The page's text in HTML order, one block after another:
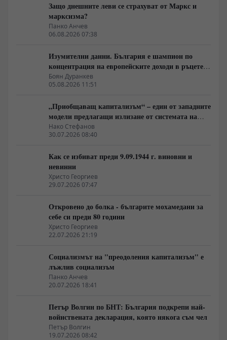
Защо днешните леви се страхуват от Маркс и
марксизма?
Панко Анчев
06.08.2026 07:38
Изумителни данни. България е шампион по
концентрация на европейските доходи в ръцете
на най-богатия 1%, надминава и САЩ
Боян Дуранкев
05.08.2026 11:51
„Приобщаващ капитализъм“ – един от западните
модели предлагащи излизане от системата на
неолиберализма
Нако Стефанов
30.07.2026 08:40
Как се избиват преди 9.09.1944 г. виновни и
невинни
Христо Георгиев
29.07.2026 07:47
Откровено до болка - българите мохамедани за
себе си преди 80 години
Христо Георгиев
22.07.2026 21:19
Социализмът на "преодоления капитализъм" е
лъжлив социализъм
Панко Анчев
20.07.2026 18:41
Петър Волгин по БНТ: България подкрепи най-
войнствената декларация, която някога съм чел
Петър Волгин
19.07.2026 08:42